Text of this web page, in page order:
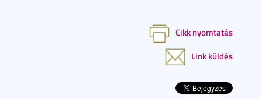
Cikk nyomtatás
Link küldés